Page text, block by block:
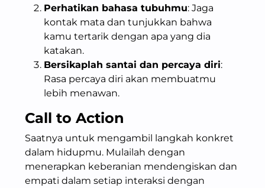
Perhatikan bahasa tubuhmu: Jaga
kontak mata dan tunjukkan bahwa
kamu tertarik dengan apa yang dia
katakan.
Bersikaplah santai dan percaya diri:
Rasa percaya diri akan membuatmu
lebih menawan.
Call to Action
Saatnya untuk mengambil langkah konkret
dalam hidupmu. Mulailah dengan
menerapkan keberanian mendengiskan dan
empati dalam setiap interaksi dengan